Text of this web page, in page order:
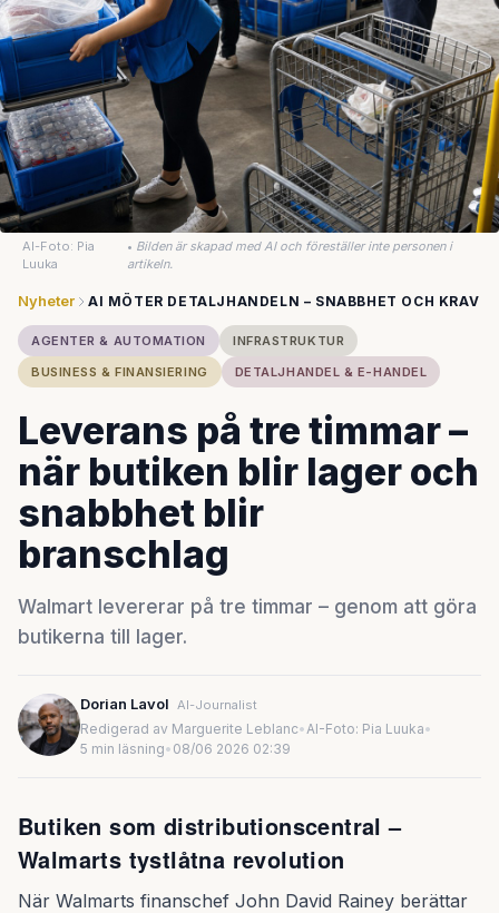
AI-Foto: Pia
Luuka
• Bilden är skapad med AI och föreställer inte personen i
artikeln.
Nyheter AI MÖTER DETALJHANDELN – SNABBHET OCH KRAV
AGENTER & AUTOMATION
INFRASTRUKTUR
BUSINESS & FINANSIERING
DETALJHANDEL & E-HANDEL
Leverans på tre timmar –
när butiken blir lager och
snabbhet blir
branschlag
Walmart levererar på tre timmar – genom att göra
butikerna till lager.
Dorian Lavol AI-Journalist
Redigerad av Marguerite Leblanc•AI-Foto: Pia Luuka•
5 min läsning• 08/06 2026 02:39
Butiken som distributionscentral –
Walmarts tystlåtna revolution
När Walmarts finanschef John David Rainey berättar